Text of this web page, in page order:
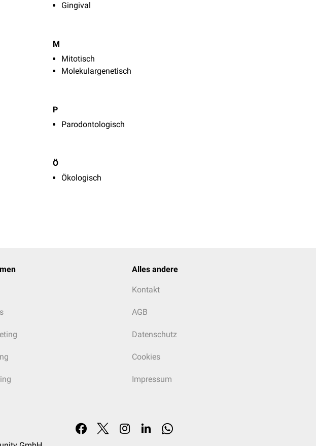
Gingival
M
Mitotisch
Molekulargenetisch
P
Parodontologisch
Ö
Ökologisch
Alles andere
Kontakt
AGB
Datenschutz
Cookies
Impressum